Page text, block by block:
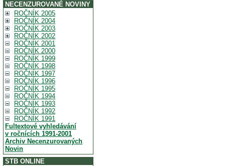
NECENZUROVANÉ NOVINY
ROČNÍK 2005
ROČNÍK 2004
ROČNÍK 2003
ROČNÍK 2002
ROČNÍK 2001
ROČNÍK 2000
ROČNÍK 1999
ROČNÍK 1998
ROČNÍK 1997
ROČNÍK 1996
ROČNÍK 1995
ROČNÍK 1994
ROČNÍK 1993
ROČNÍK 1992
ROČNÍK 1991
Fultextové vyhledávání
v ročnících 1991-2001
Archiv Necenzurovaných
Novin
STB ONLINE